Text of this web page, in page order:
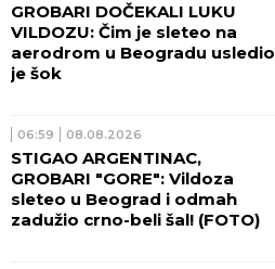
GROBARI DOČEKALI LUKU
VILDOZU: Čim je sleteo na
aerodrom u Beogradu usledio
je šok
06:59 08.08.2026
STIGAO ARGENTINAC,
GROBARI "GORE": Vildoza
sleteo u Beograd i odmah
zadužio crno-beli šal! (FOTO)